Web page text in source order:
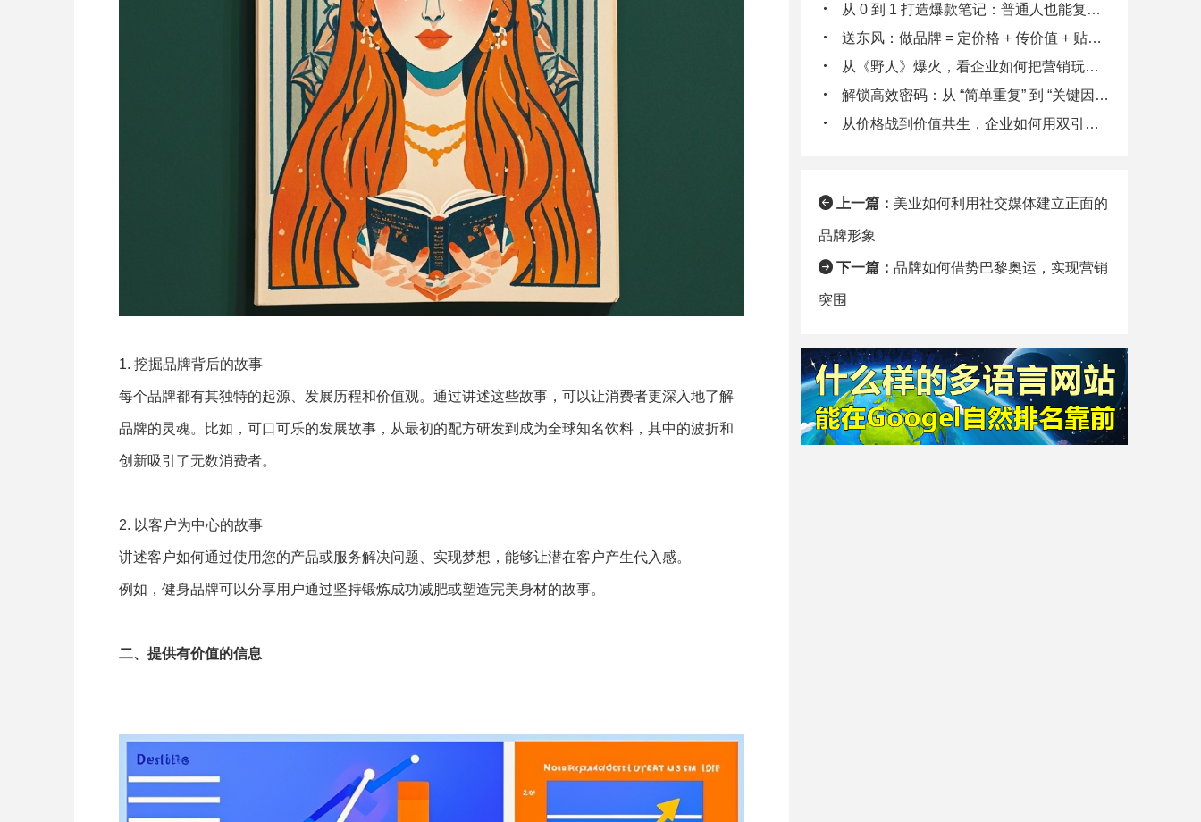
1. 挖掘品牌背后的故事
每个品牌都有其独特的起源、发展历程和价值观。通过讲述这些故事，可以让消费者更深入地了解
品牌的灵魂。比如，可口可乐的发展故事，从最初的配方研发到成为全球知名饮料，其中的波折和
创新吸引了无数消费者。
2. 以客户为中心的故事
讲述客户如何通过使用您的产品或服务解决问题、实现梦想，能够让潜在客户产生代入感。
例如，健身品牌可以分享用户通过坚持锻炼成功减肥或塑造完美身材的故事。
二、提供有价值的信息
从 0 到 1 打造爆款笔记：普通人也能复制的流量密码
送东风：做品牌 = 定价格 + 传价值 + 贴标签 + 秀实力 + 给体验
从《野人》爆火，看企业如何把营销玩出 “野性”
解锁高效密码：从 “简单重复” 到 “关键因素拆解”
从价格战到价值共生，企业如何用双引擎策略锁定客户终身价值
上一篇： 美业如何利用社交媒体建立正面的
品牌形象
下一篇：品牌如何借势巴黎奥运，实现营销
突围